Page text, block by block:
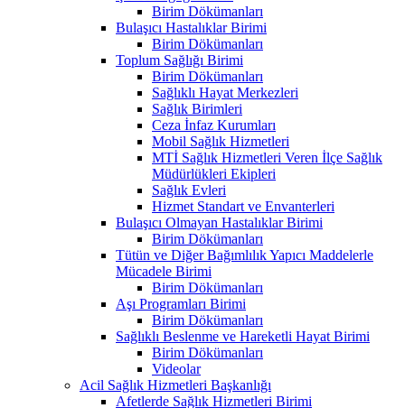
Birim Dökümanları
Bulaşıcı Hastalıklar Birimi
Birim Dökümanları
Toplum Sağlığı Birimi
Birim Dökümanları
Sağlıklı Hayat Merkezleri
Sağlık Birimleri
Ceza İnfaz Kurumları
Mobil Sağlık Hizmetleri
MTİ Sağlık Hizmetleri Veren İlçe Sağlık
Müdürlükleri Ekipleri
Sağlık Evleri
Hizmet Standart ve Envanterleri
Bulaşıcı Olmayan Hastalıklar Birimi
Birim Dökümanları
Tütün ve Diğer Bağımlılık Yapıcı Maddelerle
Mücadele Birimi
Birim Dökümanları
Aşı Programları Birimi
Birim Dökümanları
Sağlıklı Beslenme ve Hareketli Hayat Birimi
Birim Dökümanları
Videolar
Acil Sağlık Hizmetleri Başkanlığı
Afetlerde Sağlık Hizmetleri Birimi